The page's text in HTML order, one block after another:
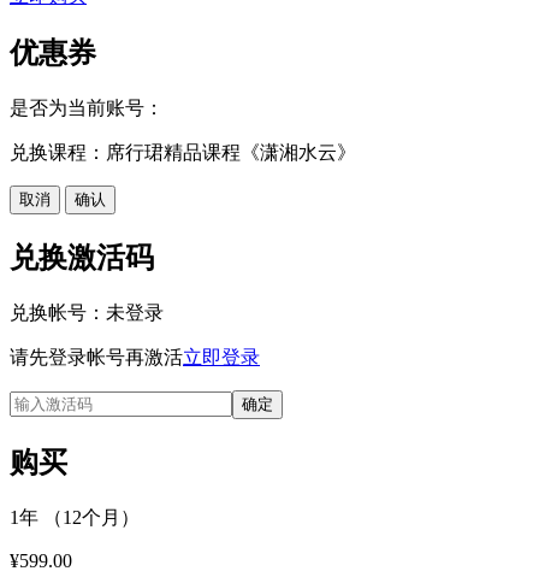
优惠券
是否为当前账号：
兑换课程：席行珺精品课程《潇湘水云》
取消 确认
兑换激活码
兑换帐号： 未登录
请先登录帐号再激活立即登录
确定
购买
1年 （12个月）
¥599.00